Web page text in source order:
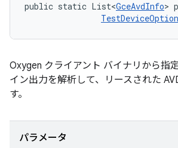
public static List<GceAvdInfo>
Oxygen クライアント バイナリから指
イン出力を解析して、リースされた
す。
パラメータ